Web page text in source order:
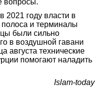
2021 году власти в
полоса и терминалы
были сильно
в воздушной гавани
августа технические
помогают наладить
Islam-today